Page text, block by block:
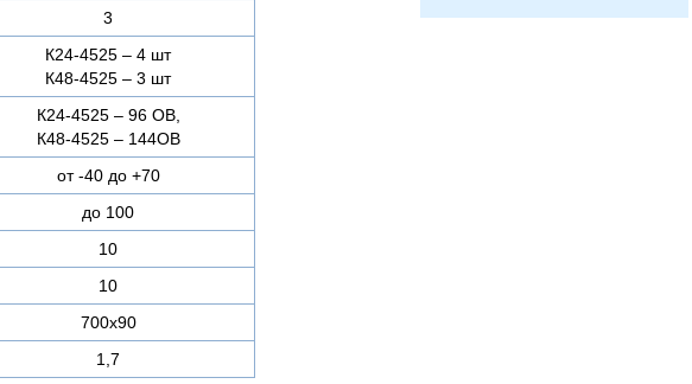
3
К24-4525 – 4 шт
К48-4525 – 3 шт
К24-4525 – 96 ОВ,
К48-4525 – 144ОВ
от -40 до +70
до 100
10
10
700х90
1,7